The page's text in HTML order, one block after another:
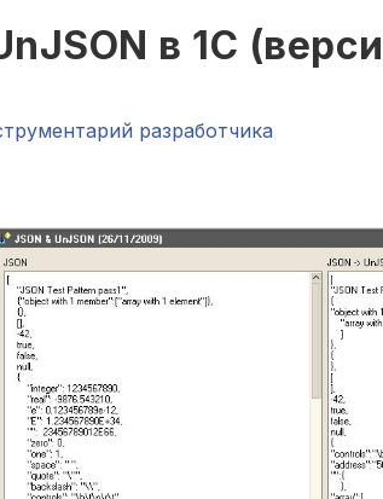
в 1С
разработчика